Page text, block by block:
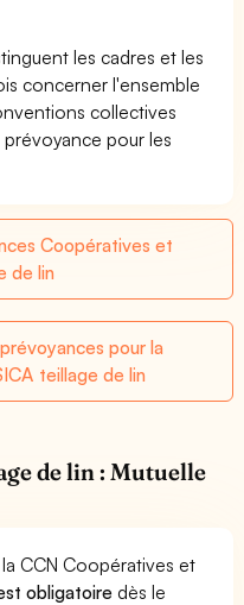
les cadres et les
concerner l'ensemble
collectives
pour les
Coopératives et
de lin
pour la
teillage de lin
de lin : Mutuelle
CCN Coopératives et
obligatoire dès le